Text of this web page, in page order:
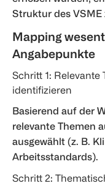
Struktur des VSME
Mapping
Angabepunkte
Schritt 1: Relevante
identifizieren
Basierend auf der
relevante Themen
ausgewählt (z. B.
Arbeitsstandards).
Schritt 2: